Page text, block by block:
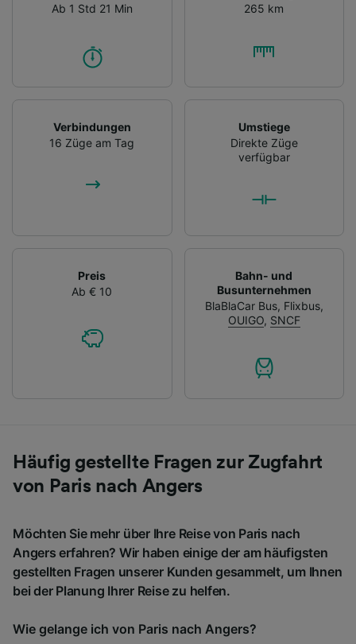
Ab 1 Std 21 Min
265 km
Verbindungen
16 Züge am Tag
Umstiege
Direkte Züge
verfügbar
Preis
Ab € 10
Bahn- und
Busunternehmen
BlaBlaCar Bus, Flixbus,
OUIGO, SNCF
Häufig gestellte Fragen zur Zugfahrt
von Paris nach Angers
Möchten Sie mehr über Ihre Reise von Paris nach
Angers erfahren? Wir haben einige der am häufigsten
gestellten Fragen unserer Kunden gesammelt, um Ihnen
bei der Planung Ihrer Reise zu helfen.
Wie gelange ich von Paris nach Angers?